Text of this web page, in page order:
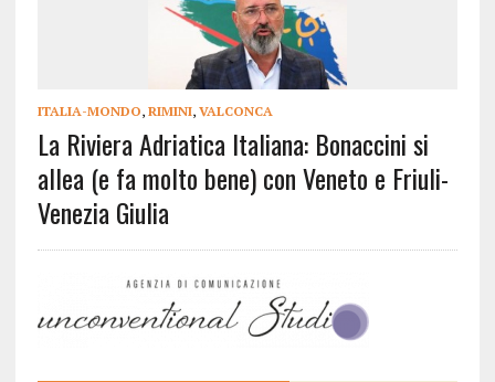
ITALIA-MONDO, RIMINI, VALCONCA
La Riviera Adriatica Italiana: Bonaccini si
allea (e fa molto bene) con Veneto e Friuli-
Venezia Giulia